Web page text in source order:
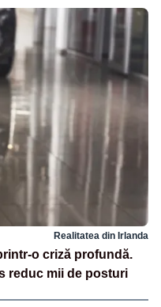
Realitatea din Irlanda
o criză profundă.
reduc mii de posturi